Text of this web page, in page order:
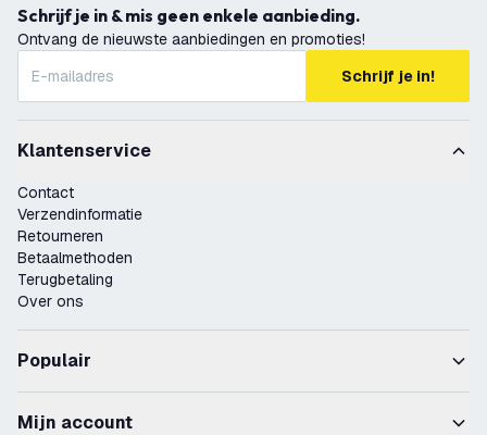
Schrijf je in & mis geen enkele aanbieding.
Ontvang de nieuwste aanbiedingen en promoties!
Schrijf je in!
Klantenservice
Contact
Verzendinformatie
Retourneren
Betaalmethoden
Terugbetaling
Over ons
Populair
Mijn account